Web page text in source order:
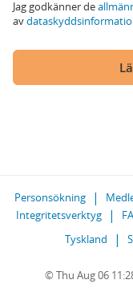
Jag godkänner de
av
Personsökning
Integritetsverktyg
Tyskland
© Thu Aug 06